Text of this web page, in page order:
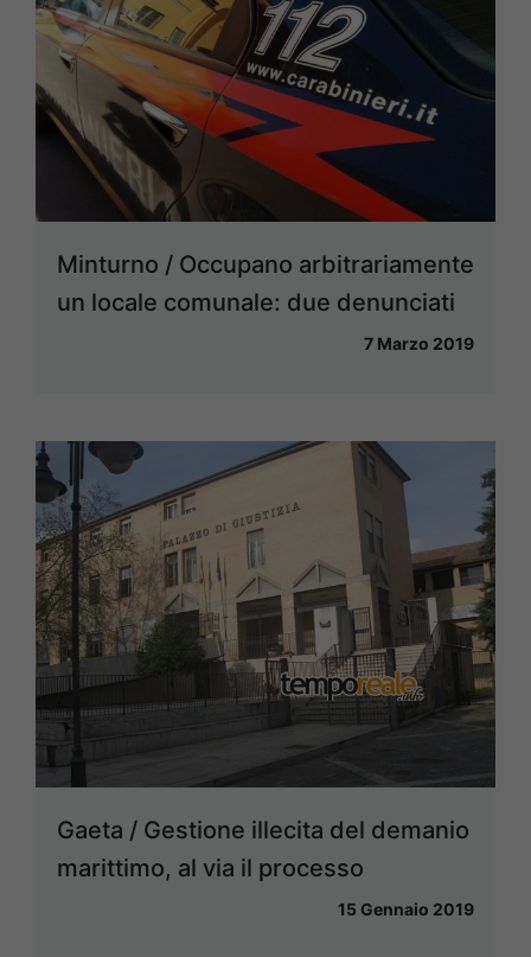
Minturno / Occupano arbitrariamente
un locale comunale: due denunciati
7 Marzo 2019
Gaeta / Gestione illecita del demanio
marittimo, al via il processo
15 Gennaio 2019